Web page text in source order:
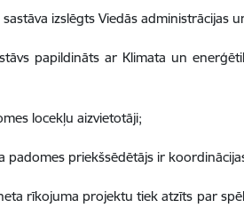
izslēgts Viedās administrācijas
papildināts ar Klimata un
locekļu aizvietotāji;
padomes priekšsēdētājs ir
rīkojuma projektu tiek atzīts par